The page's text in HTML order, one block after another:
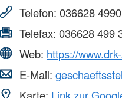
Telefon: 036628 4990
Telefax: 036628 499
Web: https://
E-Mail:
Karte: Link zur